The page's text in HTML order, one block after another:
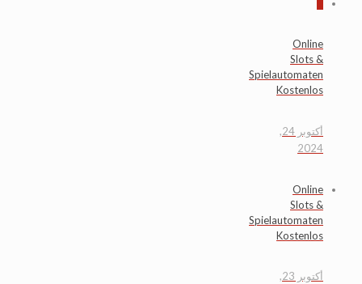
Online
Slots &
Spielautomaten
Kostenlos
أكتوبر 24,
2024
Online
Slots &
Spielautomaten
Kostenlos
أكتوبر 23,